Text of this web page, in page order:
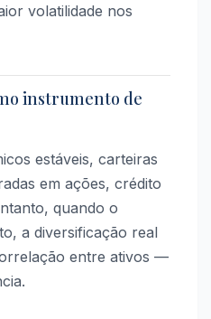
volatilidade nos
instrumento de
estáveis, carteiras
em ações, crédito
quando o
a diversificação real
entre ativos —